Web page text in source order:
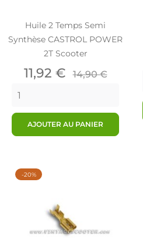
Huile 2 Temps Semi
Synthèse CASTROL POWER
2T Scooter
Prix
11,92 € Prix
14,90 €
AJOUTER AU PANIER
-20%